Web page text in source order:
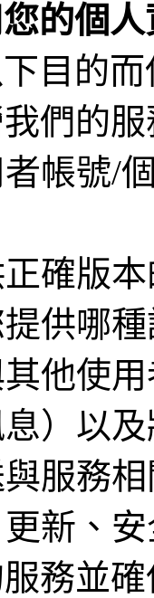
的個人
目的
們的
帳號/
確版
供哪
他使
）以
服務
新、
務並